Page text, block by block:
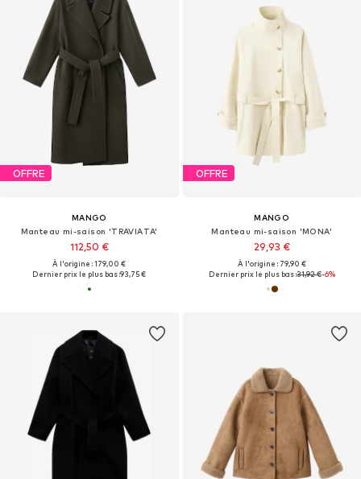
OFFRE
MANGO
Manteau mi-saison 'TRAVIATA'
112,50 €
À l'origine : 179,00 €
Dernier prix le plus bas :93,75 €
OFFRE
MANGO
Manteau mi-saison 'MONA'
29,93 €
À l'origine : 79,90 €
Dernier prix le plus bas :31,92 €-6%